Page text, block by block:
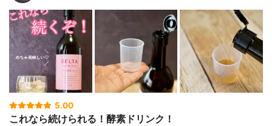
5.00
これなら続けられる！酵素ドリンク！